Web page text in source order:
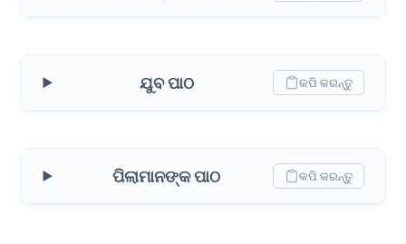
ଯୁବ ପାଠ କପି କରନ୍ତୁ
ପିଲାମାନଙ୍କ ପାଠ କପି କରନ୍ତୁ